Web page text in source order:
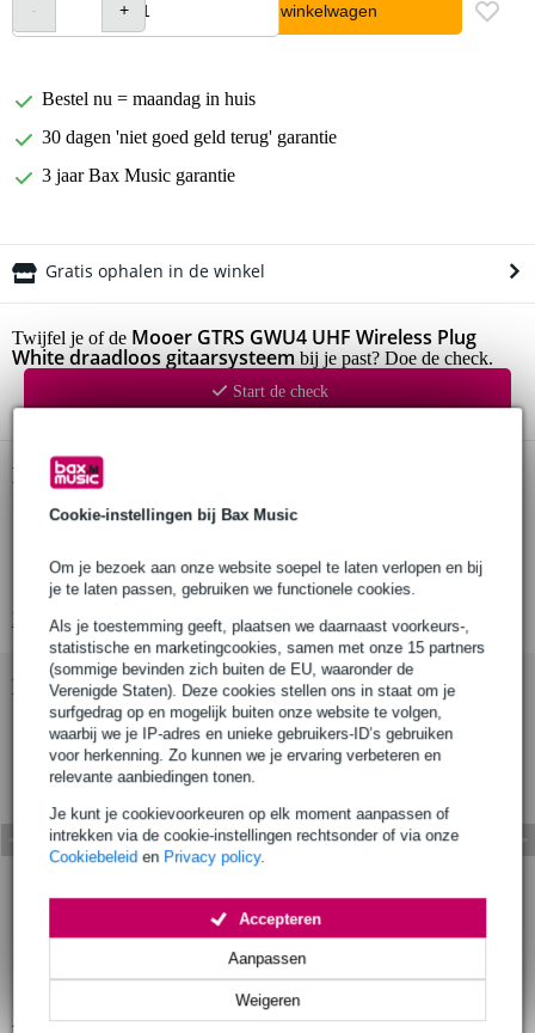
Cookie-instellingen bij Bax Music
Om je bezoek aan onze website soepel te laten verlopen en bij
je te laten passen, gebruiken we functionele cookies.
Als je toestemming geeft, plaatsen we daarnaast voorkeurs-,
statistische en marketingcookies, samen met onze 15 partners
(sommige bevinden zich buiten de EU, waaronder de
Verenigde Staten). Deze cookies stellen ons in staat om je
surfgedrag op en mogelijk buiten onze website te volgen,
waarbij we je IP-adres en unieke gebruikers-ID’s gebruiken
voor herkenning. Zo kunnen we je ervaring verbeteren en
relevante aanbiedingen tonen.
Je kunt je cookievoorkeuren op elk moment aanpassen of
intrekken via de cookie-instellingen rechtsonder of via onze
Cookiebeleid en Privacy policy.
Weigeren
Aanpassen
Accepteren
In winkelwagen
Bestel nu = maandag in huis
30 dagen 'niet goed geld terug' garantie
3 jaar Bax Music garantie
Gratis ophalen in de winkel
Twijfel je of de Mooer GTRS GWU4 UHF Wireless Plug
White draadloos gitaarsysteem bij je past? Doe de check.
Start de check
Productinformatie
Mooer draadloos gitaarsysteem
kleur: wit
Bekijk alle productspecificaties
Bekijk ook eens (1)
Accessoires (34)